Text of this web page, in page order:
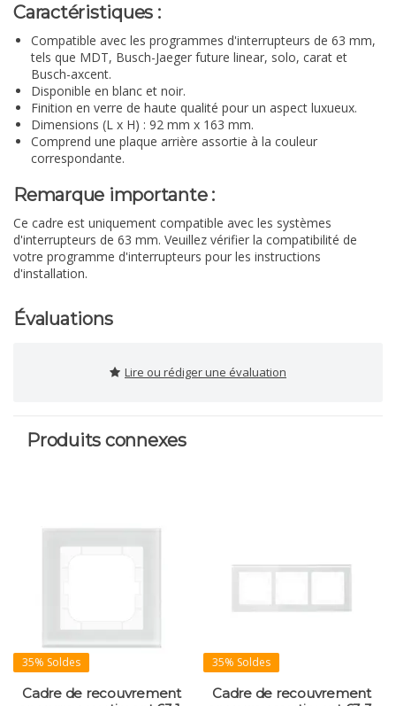
Caractéristiques :
Compatible avec les programmes d'interrupteurs de 63 mm,
tels que MDT, Busch-Jaeger future linear, solo, carat et
Busch-axcent.
Disponible en blanc et noir.
Finition en verre de haute qualité pour un aspect luxueux.
Dimensions (L x H) : 92 mm x 163 mm.
Comprend une plaque arrière assortie à la couleur
correspondante.
Remarque importante :
Ce cadre est uniquement compatible avec les systèmes
d'interrupteurs de 63 mm. Veuillez vérifier la compatibilité de
votre programme d'interrupteurs pour les instructions
d'installation.
Évaluations
Lire ou rédiger une évaluation
Produits connexes
35% Soldes
Cadre de recouvrement
35% Soldes
Cadre de recouvrement